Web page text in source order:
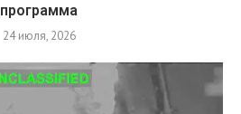
программа
24 июля, 2026